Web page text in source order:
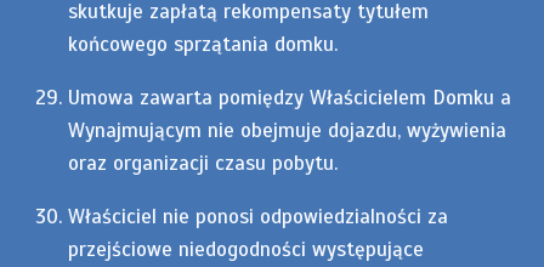
skutkuje zapłatą rekompensaty tytułem
końcowego sprzątania domku.
Umowa zawarta pomiędzy Właścicielem Domku a
Wynajmującym nie obejmuje dojazdu, wyżywienia
oraz organizacji czasu pobytu.
Właściciel nie ponosi odpowiedzialności za
przejściowe niedogodności występujące